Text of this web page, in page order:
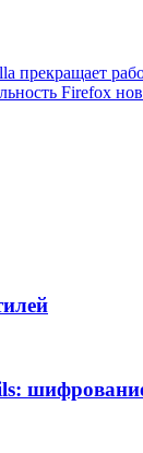
прекращает
Firefox